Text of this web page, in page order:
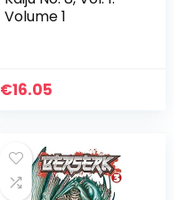
Volume 1
€16.05